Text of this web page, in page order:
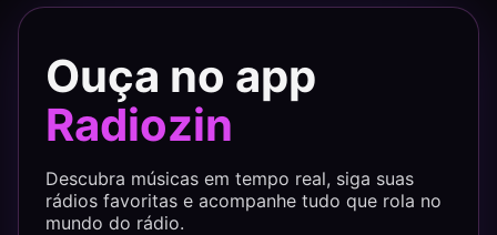
Ouça no app
Radiozin
Descubra músicas em tempo real, siga suas
rádios favoritas e acompanhe tudo que rola no
mundo do rádio.